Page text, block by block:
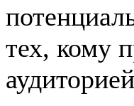
тех, кому